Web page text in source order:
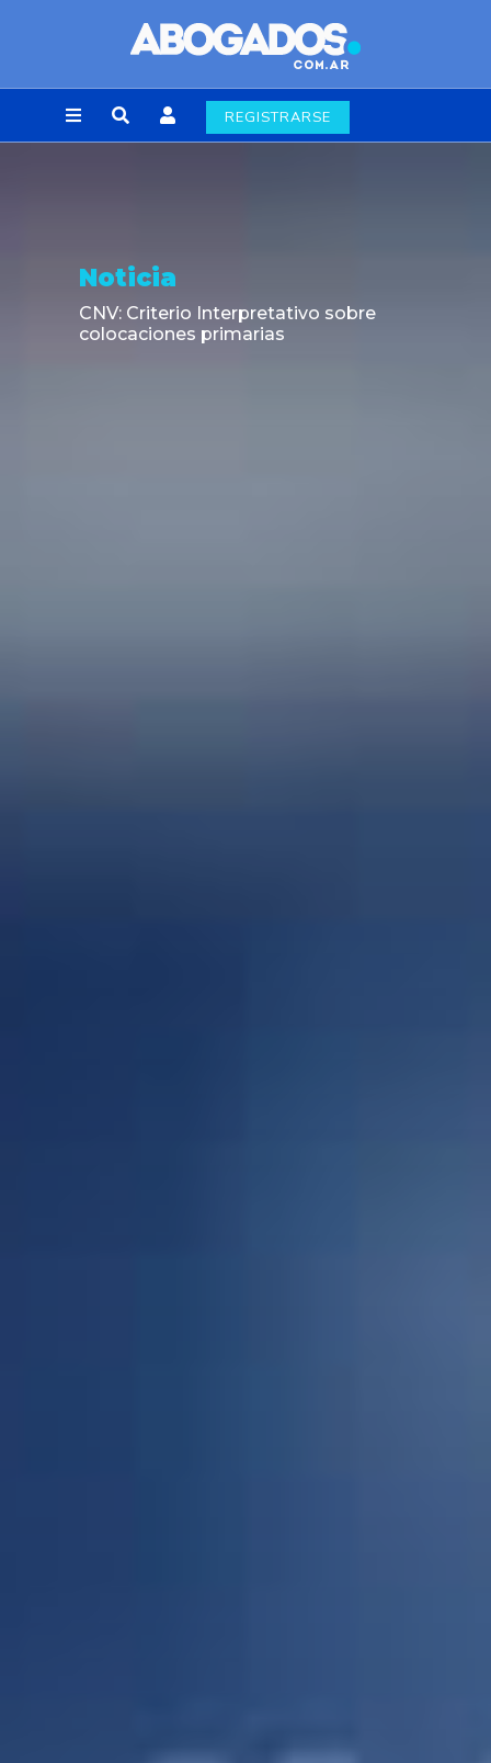
REGISTRARSE
Noticia
CNV: Criterio Interpretativo sobre
colocaciones primarias